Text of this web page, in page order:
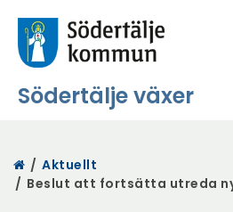
Södertälje växer
Start
/ Aktuellt
/ Beslut att fortsätta utreda